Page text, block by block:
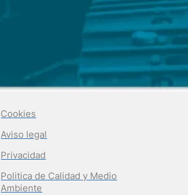
Cookies
Aviso legal
Privacidad
Politica de Calidad y Medio
Ambiente